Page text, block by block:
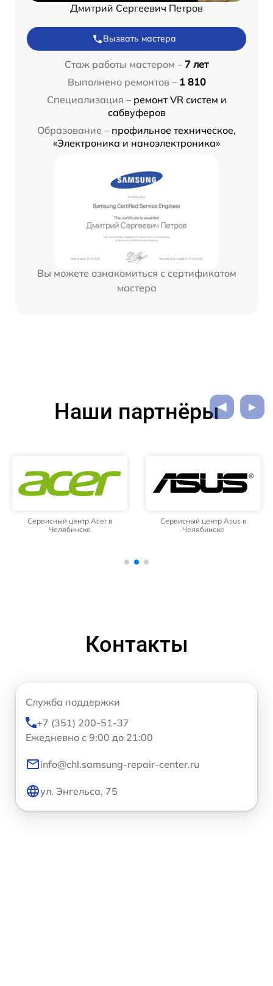
Дмитрий Сергеевич Петров
Вызвать мастера
Стаж работы мастером – 7 лет
Выполнено ремонтов – 1 810
Специализация – ремонт VR систем и
сабвуферов
Образование – профильное техническое,
«Электроника и наноэлектроника»
Вы можете ознакомиться с сертификатом
мастера
Наши партнёры
Сервисный центр Acer в
Челябинске
Сервисный центр Asus в
Челябинске
Контакты
Служба поддержки
+7 (351) 200-51-37
Ежедневно с 9:00 до 21:00
info@chl.samsung-repair-center.ru
ул. Энгельса, 75